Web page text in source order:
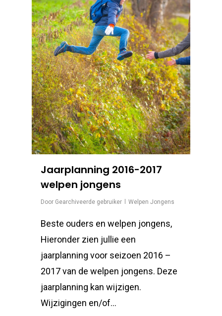
Jaarplanning 2016-2017
welpen jongens
Door Gearchiveerde gebruiker Welpen Jongens
Beste ouders en welpen jongens,
Hieronder zien jullie een
jaarplanning voor seizoen 2016 –
2017 van de welpen jongens. Deze
jaarplanning kan wijzigen.
Wijzigingen en/of…